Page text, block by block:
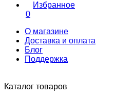
Избранное
0
О магазине
Доставка и оплата
Блог
Поддержка
Каталог товаров